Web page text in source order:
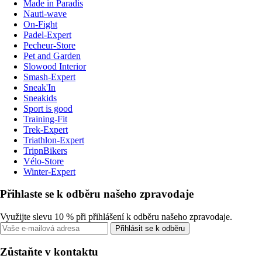
Made in Paradis
Nauti-wave
On-Fight
Padel-Expert
Pecheur-Store
Pet and Garden
Slowood Interior
Smash-Expert
Sneak'In
Sneakids
Sport is good
Training-Fit
Trek-Expert
Triathlon-Expert
TripnBikers
Vélo-Store
Winter-Expert
Přihlaste se k odběru našeho zpravodaje
Využijte slevu 10 % při přihlášení k odběru našeho zpravodaje.
Přihlásit se k odběru
Zůstaňte v kontaktu